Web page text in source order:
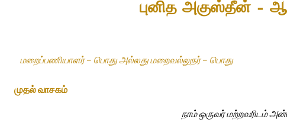
புனித அகுஸ்தீன் –
மறைப்பணியாளர் – பொது அல்லது மறைவல்லுநர் – பொது
முதல் வாசகம்
நாம் ஒருவர் மற்றவரிடம்